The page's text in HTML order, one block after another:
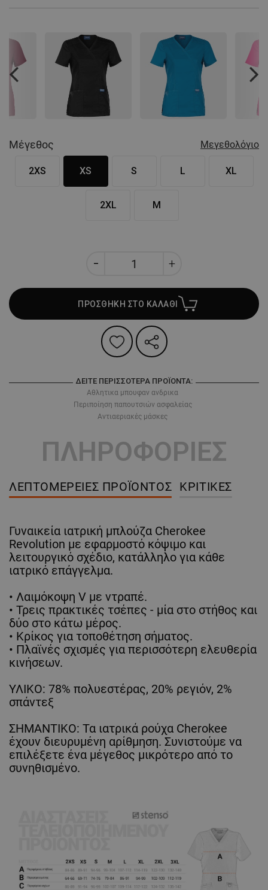
Previous
Μέγεθος Μεγεθολόγιο
2XS XS S L XL
2XL M
ΠΡΟΣΘΗΚΗ ΣΤΟ ΚΑΛΑΘΙ
ΔΕΊΤΕ ΠΕΡΙΣΣΌΤΕΡΑ ΠΡΟΪΌΝΤΑ:
Αθλητικα μπουφαν ανδρικα
Περιποίηση παπουτσιών ασφαλείας
Αντιαεριακές μάσκες
ΠΛΗΡΟΦΟΡΙΕΣ
ΛΕΠΤΟΜΈΡΕΙΕΣ ΠΡΟΪΌΝΤΟΣ ΚΡΙΤΙΚΈΣ
Γυναικεία ιατρική μπλούζα Cherokee
Revolution με εφαρμοστό κόψιμο και
λειτουργικό σχέδιο, κατάλληλο για κάθε
ιατρικό επάγγελμα.
• Λαιμόκοψη V με ντραπέ.
• Τρεις πρακτικές τσέπες - μία στο στήθος και
δύο στο κάτω μέρος.
• Κρίκος για τοποθέτηση σήματος.
• Πλαϊνές σχισμές για περισσότερη ελευθερία
κινήσεων.
ΥΛΙΚΟ: 78% πολυεστέρας, 20% ρεγιόν, 2%
σπάντεξ
ΣΗΜΑΝΤΙΚΟ: Τα ιατρικά ρούχα Cherokee
έχουν διευρυμένη αρίθμηση. Συνιστούμε να
επιλέξετε ένα μέγεθος μικρότερο από το
συνηθισμένο.